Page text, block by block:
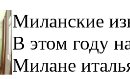
Миланские
В этом году
Милане